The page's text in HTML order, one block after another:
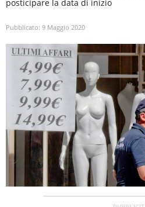
posticipare la data di inizio
Pubblicato: 9 Maggio 2020